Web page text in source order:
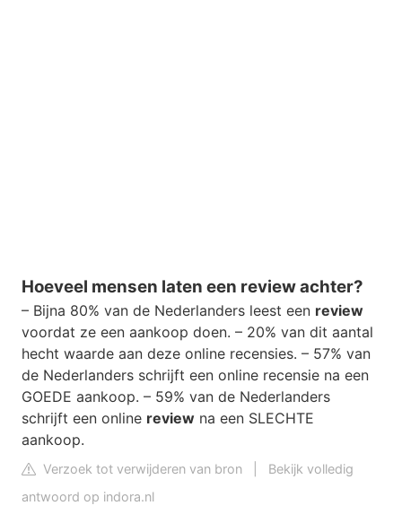
Hoeveel mensen laten een review achter?
– Bijna 80% van de Nederlanders leest een review
voordat ze een aankoop doen. – 20% van dit aantal
hecht waarde aan deze online recensies. – 57% van
de Nederlanders schrijft een online recensie na een
GOEDE aankoop. – 59% van de Nederlanders
schrijft een online review na een SLECHTE
aankoop.
Verzoek tot verwijderen van bron
Bekijk volledig
antwoord op indora.nl